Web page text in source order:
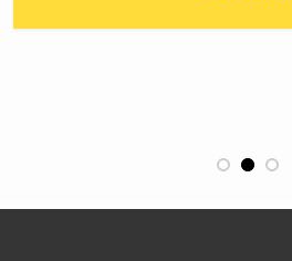
1 2 3